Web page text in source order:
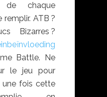
de chaque
ATB ?
Bizarres ?
Battle. Ne
le jeu pour
une fois cette